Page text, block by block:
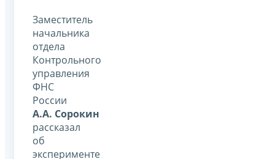
Заместитель
начальника
отдела
Контрольного
управления
ФНС
России
А.А. Сорокин
рассказал
об
эксперименте